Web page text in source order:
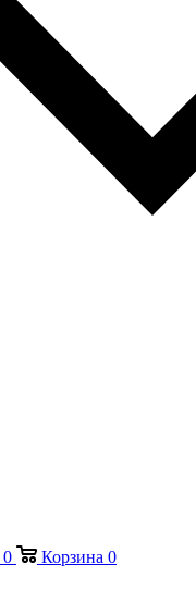
0 Корзина 0